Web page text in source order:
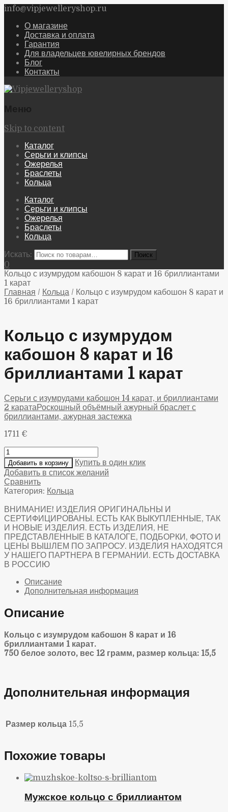
info@vipjewelleryshop.ru
О магазине
Доставка и оплата
Гарантия
Для владельцев ювелирных брендов
Блог
Контакты
Skip to content
Каталог
Серьги и клипсы
Ожерелья
Браслеты
Кольца
Каталог
Серьги и клипсы
Ожерелья
Браслеты
Кольца
Искать:
0
Кольцо с изумрудом кабошон 8 карат и 16 бриллиантами
1 карат
Главная / Кольца / Кольцо с изумрудом кабошон 8 карат и
16 бриллиантами 1 карат
Кольцо с изумрудом
кабошон 8 карат и 16
бриллиантами 1 карат
Серьги с изумрудами кабошон 14 карат, и бриллиантами
2 каратаРоскошный объёмный ажурный браслет с
бриллиантами, ажурная застежка
1711 €
Добавить в корзину
Купить в один клик
Добавить в список желаний
Сравнить
Категория: Кольца
ВНИМАНИЕ! ИЗДЕЛИЯ ОРИГИНАЛЬНЫ И
СЕРТИФИЦИРОВАНЫ. ЕСТЬ КАК ВЫКУПЛЕННЫЕ, ТАК
И НОВЫЕ ИЗДЕЛИЯ. ЕСТЬ ИЗДЕЛИЯ, НЕ
ПРЕДСТАВЛЕННЫЕ В КАТАЛОГЕ, ПОДБОРКИ, ФОТО И
ЦЕНЫ ВЫШЛЕМ ПО ЗАПРОСУ. ИЗДЕЛИЯ НАХОДЯТСЯ
У НАШЕГО ПАРТНЕРА В ГЕРМАНИИ. ЕСТЬ ДОСТАВКА
В РОССИЮ
Описание
Дополнительная информация
Описание
Кольцо с изумрудом кабошон 8 карат и 16
бриллиантами 1 карат.
750 белое золото, вес 12 грамм, размер кольца: 15,5
Дополнительная информация
Размер кольца 15,5
Похожие товары
Мужское кольцо с бриллиантом